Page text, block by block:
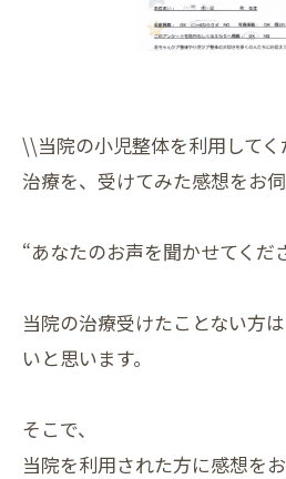
\\当院の小児整体を利用してく
治療を、受けてみた感想をお
“あなたのお声を聞かせてくだ
当院の治療受けたことない方
いと思います。
そこで、
当院を利用された方に感想を